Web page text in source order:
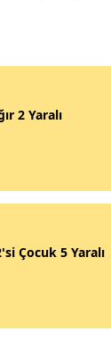
2 Yaralı
Çocuk 5 Yaralı